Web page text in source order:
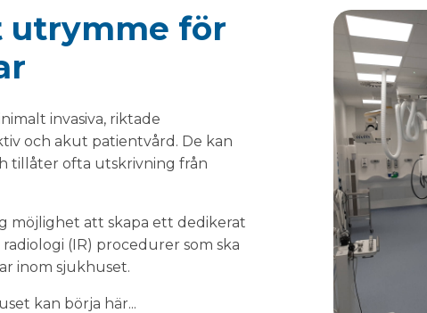
utrymme för
invasiva, riktade
och akut patientvård. De kan
tillåter ofta utskrivning från
möjlighet att skapa ett dedikerat
(IR) procedurer som ska
inom sjukhuset.
kan börja här...